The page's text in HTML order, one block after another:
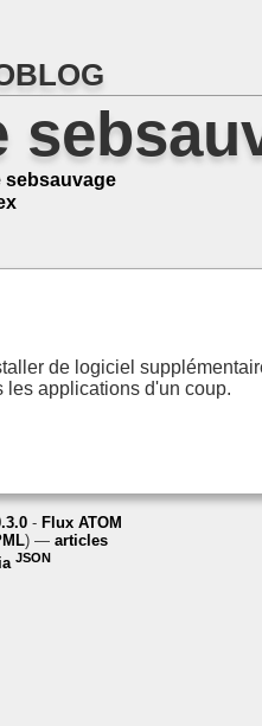
sebsauvage
de logiciel
les applications d'un coup.
- Flux ATOM
) — articles
JSON